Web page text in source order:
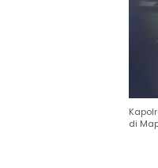
di